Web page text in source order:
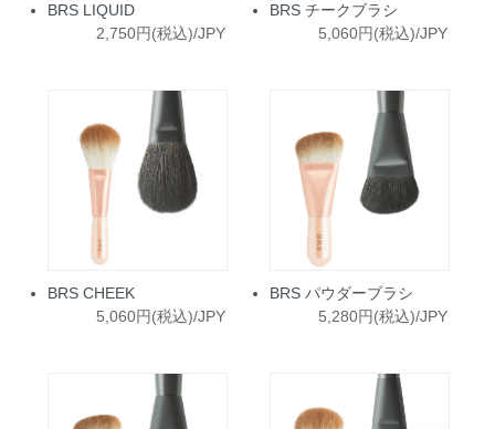
BRS LIQUID
2,750円(税込)/JPY
BRS チークブラシ
5,060円(税込)/JPY
BRS CHEEK
5,060円(税込)/JPY
BRS パウダーブラシ
5,280円(税込)/JPY